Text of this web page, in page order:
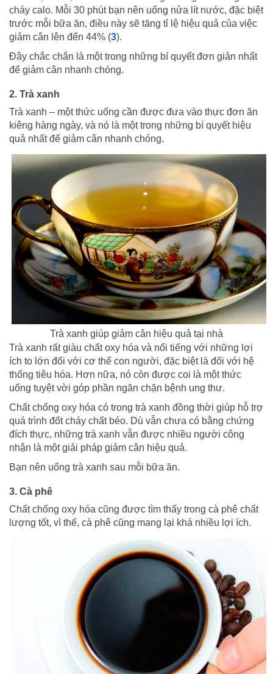
cháy calo. Mỗi 30 phút bạn nên uống nửa lít nước, đặc biệt
trước mỗi bữa ăn, điều này sẽ tăng tỉ lệ hiệu quả của việc
giảm cân lên đến 44% (3).
Đây chắc chắn là một trong những bí quyết đơn giản nhất
để giảm cân nhanh chóng.
2. Trà xanh
Trà xanh – một thức uống cần được đưa vào thực đơn ăn
kiêng hàng ngày, và nó là một trong những bí quyết hiệu
quả nhất để giảm cân nhanh chóng.
Trà xanh giúp giảm cân hiệu quả tại nhà
Trà xanh rất giàu chất oxy hóa và nổi tiếng với những lợi
ích to lớn đối với cơ thể con người, đặc biệt là đối với hệ
thống tiêu hóa. Hơn nữa, nó còn được coi là một thức
uống tuyệt vời góp phần ngăn chặn bệnh ung thư.
Chất chống oxy hóa có trong trà xanh đồng thời giúp hỗ trợ
quá trình đốt cháy chất béo. Dù vẫn chưa có bằng chứng
đích thực, những trà xanh vẫn được nhiều người công
nhận là một giải pháp giảm cân hiệu quả.
Bạn nên uống trà xanh sau mỗi bữa ăn.
3. Cà phê
Chất chống oxy hóa cũng được tìm thấy trong cà phê chất
lượng tốt, vì thế, cà phê cũng mang lại khá nhiều lợi ích.